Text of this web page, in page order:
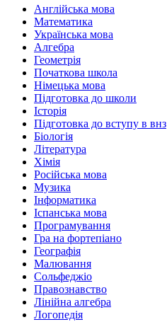
Англійська мова
Математика
Українська мова
Алгебра
Геометрія
Початкова школа
Німецька мова
Підготовка до школи
Історія
Підготовка до вступу в внз
Біологія
Література
Хімія
Російська мова
Музика
Інформатика
Іспанська мова
Програмування
Гра на фортепіано
Географія
Малювання
Сольфеджіо
Правознавство
Лінійна алгебра
Логопедія